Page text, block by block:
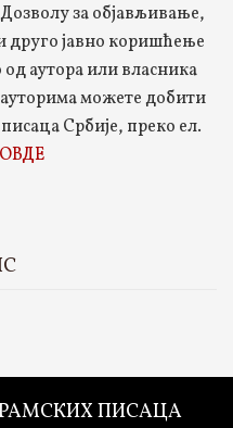
за објављивање,
јавно коришћење
аутора или власника
можете добити
Србије, преко ел.
ОВДЕ
ПИСАЦА